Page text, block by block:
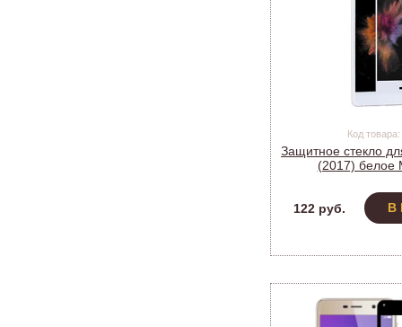
Код
Защитное стекло
(2017) белое
122 руб. В